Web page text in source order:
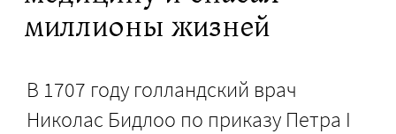
миллионы жизней
В 1707 году голландский врач
Николас Бидлоо по приказу Петра I